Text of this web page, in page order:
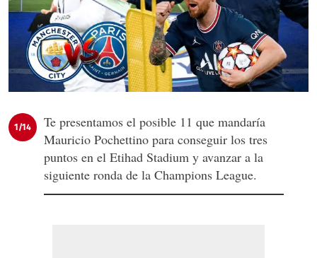
1/14
Te presentamos el posible 11 que mandaría
Mauricio Pochettino para conseguir los tres
puntos en el Etihad Stadium y avanzar a la
siguiente ronda de la Champions League.